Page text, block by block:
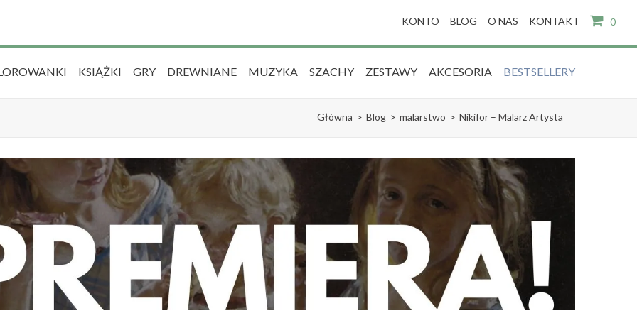
KONTO BLOG O NAS KONTAKT 0
KSIĄŻKI GRY DREWNIANE MUZYKA SZACHY ZESTAWY AKCESORIA BESTSELLERY
Główna > Blog > malarstwo > Nikifor – Malarz Artysta